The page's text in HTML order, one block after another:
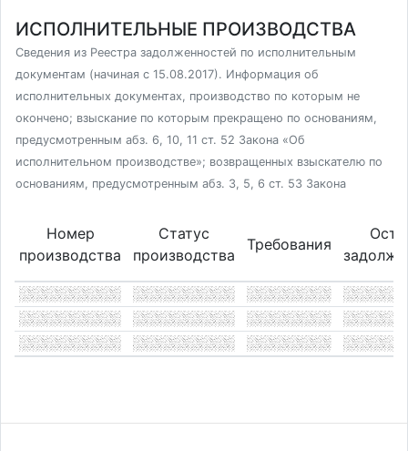
ИСПОЛНИТЕЛЬНЫЕ ПРОИЗВОДСТВА
Сведения из Реестра задолженностей по исполнительным
документам (начиная с 15.08.2017). Информация об
исполнительных документах, производство по которым не
окончено; взыскание по которым прекращено по основаниям,
предусмотренным абз. 6, 10, 11 ст. 52 Закона «Об
исполнительном производстве»; возвращенных взыскателю по
основаниям, предусмотренным абз. 3, 5, 6 ст. 53 Закона
Номер
производства
Статус
производства
Требования